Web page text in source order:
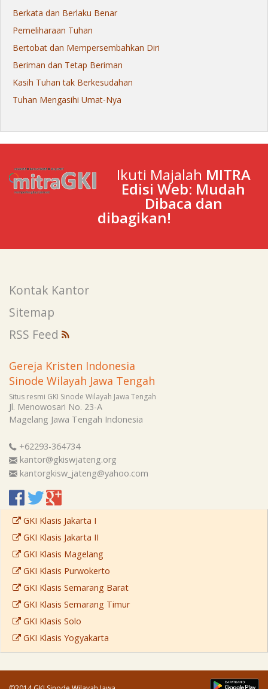
Berkata dan Berlaku Benar
Pemeliharaan Tuhan
Bertobat dan Mempersembahkan Diri
Beriman dan Tetap Beriman
Kasih Tuhan tak Berkesudahan
Tuhan Mengasihi Umat-Nya
Ikuti Majalah MITRA
Edisi Web: Mudah
Dibaca dan
dibagikan!
Kontak Kantor
Sitemap
RSS Feed
Gereja Kristen Indonesia
Sinode Wilayah Jawa Tengah
Situs resmi GKI Sinode Wilayah Jawa Tengah
Jl. Menowosari No. 23-A
Magelang Jawa Tengah Indonesia
+62293-364734
kantor@gkiswjateng.org
kantorgkisw_jateng@yahoo.com
GKI Klasis Jakarta I
GKI Klasis Jakarta II
GKI Klasis Magelang
GKI Klasis Purwokerto
GKI Klasis Semarang Barat
GKI Klasis Semarang Timur
GKI Klasis Solo
GKI Klasis Yogyakarta